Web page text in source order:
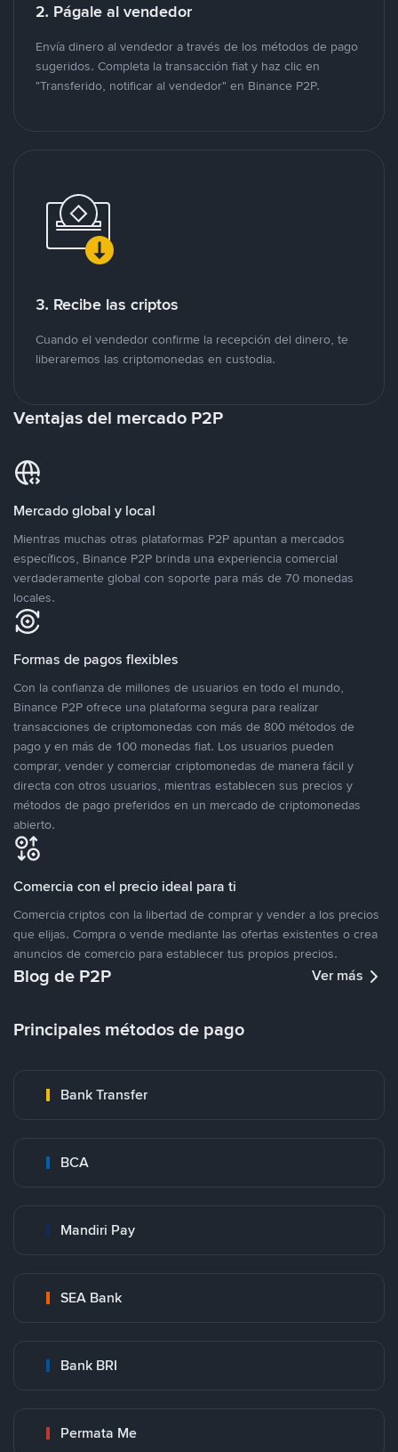
2. Págale al vendedor
Envía dinero al vendedor a través de los métodos de pago
sugeridos. Completa la transacción fiat y haz clic en
"Transferido, notificar al vendedor" en Binance P2P.
3. Recibe las criptos
Cuando el vendedor confirme la recepción del dinero, te
liberaremos las criptomonedas en custodia.
Ventajas del mercado P2P
Mercado global y local
Mientras muchas otras plataformas P2P apuntan a mercados
específicos, Binance P2P brinda una experiencia comercial
verdaderamente global con soporte para más de 70 monedas
locales.
Formas de pagos flexibles
Con la confianza de millones de usuarios en todo el mundo,
Binance P2P ofrece una plataforma segura para realizar
transacciones de criptomonedas con más de 800 métodos de
pago y en más de 100 monedas fiat. Los usuarios pueden
comprar, vender y comerciar criptomonedas de manera fácil y
directa con otros usuarios, mientras establecen sus precios y
métodos de pago preferidos en un mercado de criptomonedas
abierto.
Comercia con el precio ideal para ti
Comercia criptos con la libertad de comprar y vender a los precios
que elijas. Compra o vende mediante las ofertas existentes o crea
anuncios de comercio para establecer tus propios precios.
Blog de P2P Ver más
Principales métodos de pago
Bank Transfer
BCA
Mandiri Pay
SEA Bank
Bank BRI
Permata Me